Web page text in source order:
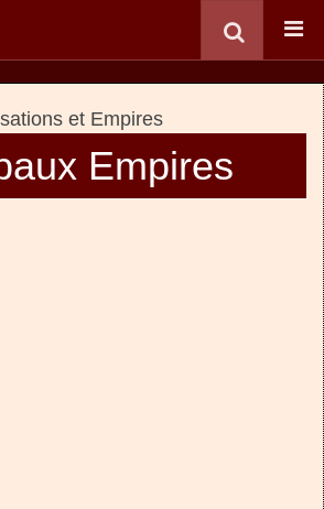
et Empires
Empires